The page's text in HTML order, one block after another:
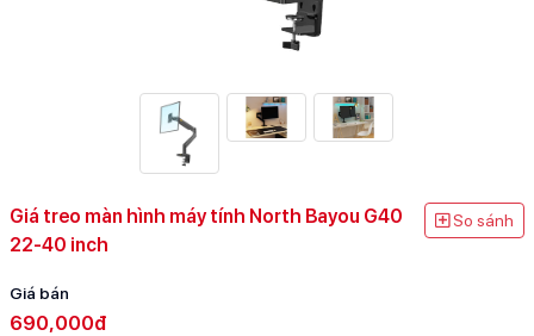
Giá treo màn hình máy tính North Bayou G40
22-40 inch
So sánh
Giá bán
690,000đ